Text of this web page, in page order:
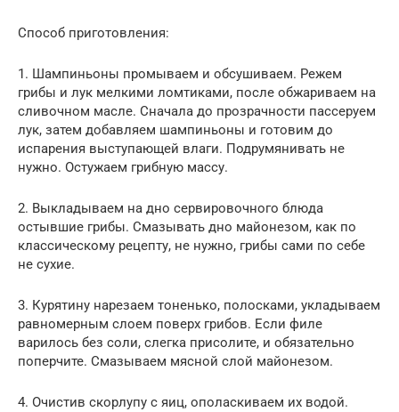
Способ приготовления:
1. Шампиньоны промываем и обсушиваем. Режем
грибы и лук мелкими ломтиками, после обжариваем на
сливочном масле. Сначала до прозрачности пассеруем
лук, затем добавляем шампиньоны и готовим до
испарения выступающей влаги. Подрумянивать не
нужно. Остужаем грибную массу.
2. Выкладываем на дно сервировочного блюда
остывшие грибы. Смазывать дно майонезом, как по
классическому рецепту, не нужно, грибы сами по себе
не сухие.
3. Курятину нарезаем тоненько, полосками, укладываем
равномерным слоем поверх грибов. Если филе
варилось без соли, слегка присолите, и обязательно
поперчите. Смазываем мясной слой майонезом.
4. Очистив скорлупу с яиц, ополаскиваем их водой.